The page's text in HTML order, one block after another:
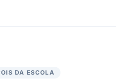
DA ESCOLA